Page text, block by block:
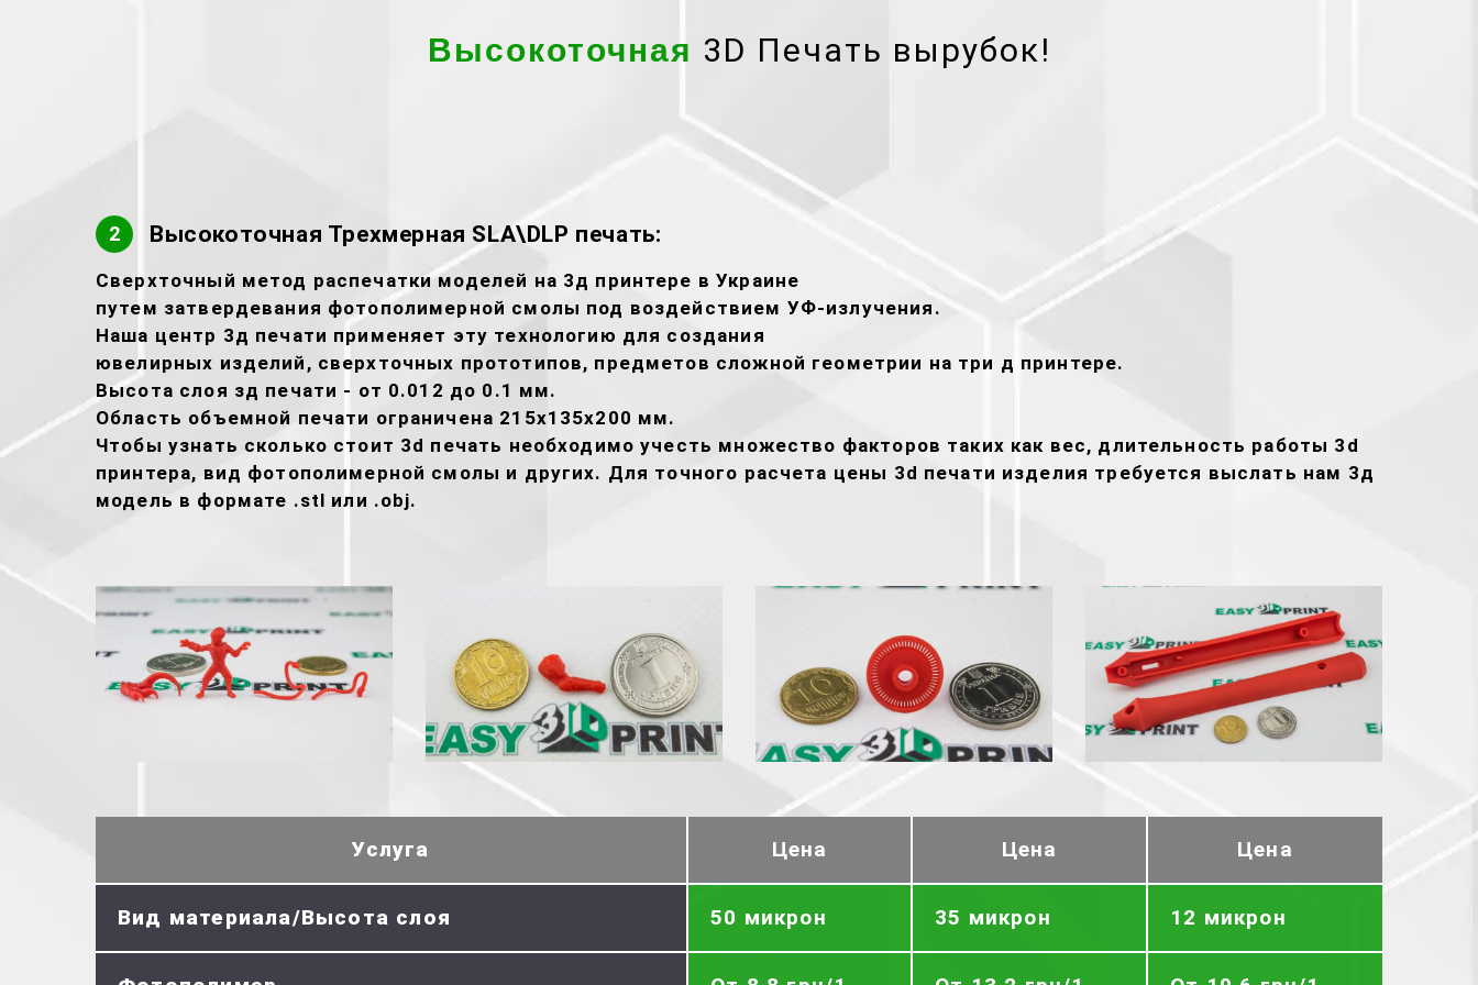
Высокоточная 3D Печать вырубок!
2 Высокоточная Трехмерная SLA\DLP печать:
Сверхточный метод распечатки моделей на 3д принтере в Украине
путем затвердевания фотополимерной смолы под воздействием УФ-излучения.
Наша центр 3д печати применяет эту технологию для создания
ювелирных изделий, сверхточных прототипов, предметов сложной геометрии на три д принтере.
Высота слоя зд печати - от 0.012 до 0.1 мм.
Область объемной печати ограничена 215х135х200 мм.
Чтобы узнать сколько стоит 3d печать необходимо учесть множество факторов таких как вес, длительность работы 3d
принтера, вид фотополимерной смолы и других. Для точного расчета цены 3d печати изделия требуется выслать нам 3д
модель в формате .stl или .obj.
Услуга Цена Цена Цена
Вид материала/Высота слоя 50 микрон 35 микрон 12 микрон